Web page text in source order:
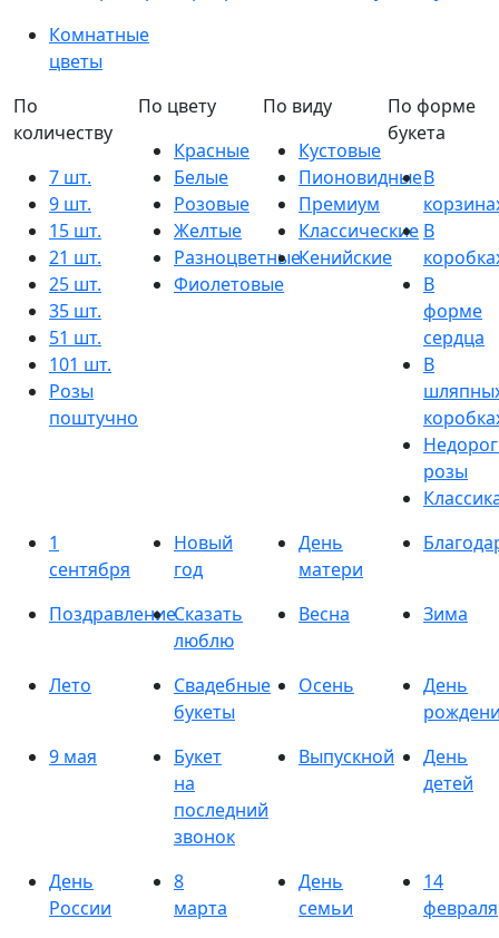
Комнатные
цветы
По
количеству
7 шт.
9 шт.
15 шт.
21 шт.
25 шт.
35 шт.
51 шт.
101 шт.
Розы
поштучно
По цвету
Красные
Белые
Розовые
Желтые
Разноцветные
Фиолетовые
По виду
Кустовые
Пионовидные
Премиум
Классические
Кенийские
По форме
букета
В
В
В
форме
сердца
В
розы
1
сентября
Новый
год
День
матери
ПоздравлениеСказать
люблю
Весна Зима
Лето
Свадебные
букеты
Осень
День
9 мая
Букет
на
последний
звонок
Выпускной
День
детей
День
России
8
марта
День
семьи
14
февраля